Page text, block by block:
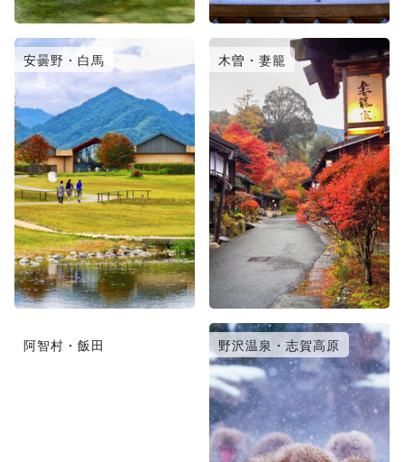
安曇野・白馬 木曽・妻籠
阿智村・飯田 野沢温泉・志賀高原